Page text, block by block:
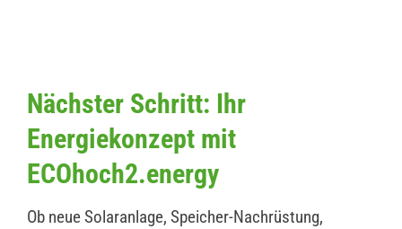
Nächster Schritt: Ihr
Energiekonzept mit
ECOhoch2.energy
Ob neue Solaranlage, Speicher-Nachrüstung,